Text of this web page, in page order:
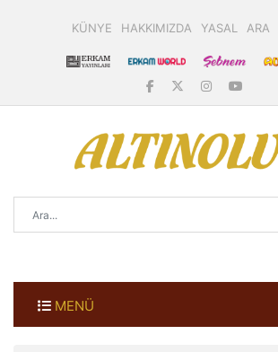
KÜNYE HAKKIMIZDA YASAL ARA
MENÜ